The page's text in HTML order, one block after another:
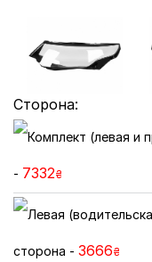
Сторона:
- 7332₴
сторона - 3666₴